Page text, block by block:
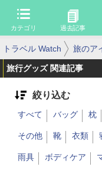
カテゴリ 過去記事
トラベル Watch 旅のア
旅行グッズ 関連記事
絞り込む
すべて バッグ 枕
その他 靴 衣類
雨具 ボディケア